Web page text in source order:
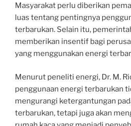
Masyarakat perlu diberikan
luas tentang pentingnya
terbarukan. Selain itu,
memberikan insentif bagi
yang menggunakan energi
Menurut peneliti energi, Dr. M.
penggunaan energi terbarukan
mengurangi ketergantungan
terbarukan, tetapi juga akan